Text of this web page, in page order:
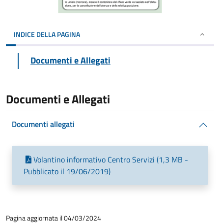
INDICE DELLA PAGINA
Documenti e Allegati
Documenti e Allegati
Documenti allegati
Volantino informativo Centro Servizi (1,3 MB -
Pubblicato il 19/06/2019)
Pagina aggiornata il 04/03/2024